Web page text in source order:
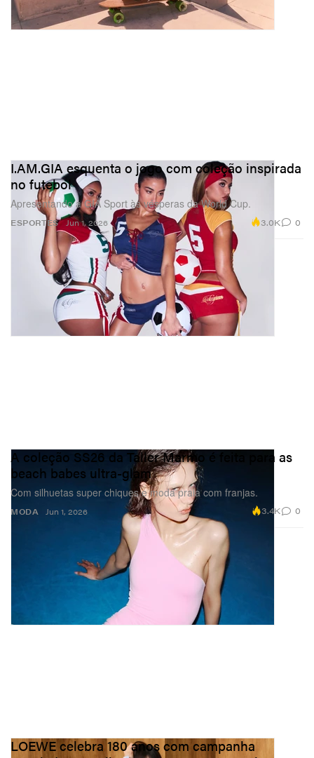
ESPORTES
I.AM.GIA esquenta o jogo com coleção inspirada
no futebol
Apresentando a GIA Sport às vésperas da World Cup.
Jun 1, 2026 3.0K 0
MODA
A coleção SS26 da Taller Marmo é feita para as
beach babes ultra-glam
Com silhuetas super chiques e moda praia com franjas.
Jun 1, 2026 3.4K 0
LOEWE celebra 180 anos com campanha